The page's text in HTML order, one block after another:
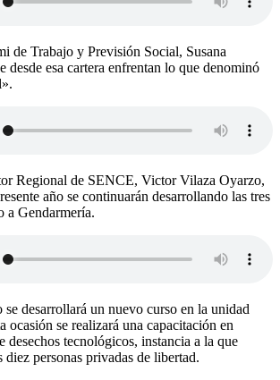
de Trabajo y Previsión Social, Susana
desde esa cartera enfrentan lo que denominó
Regional de SENCE, Victor Vilaza Oyarzo,
año se continuarán desarrollando las tres
a Gendarmería.
se desarrollará un nuevo curso en la unidad
ocasión se realizará una capacitación en
desechos tecnológicos, instancia a la que
diez personas privadas de libertad.